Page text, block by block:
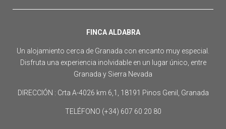
FINCA ALDABRA
Un alojamiento cerca de Granada con encanto muy especial.
Disfruta una experiencia inolvidable en un lugar único, entre
Granada y Sierra Nevada
DIRECCIÓN : Crta A-4026 km 6,1, 18191 Pinos Genil, Granada
TELÉFONO (+34) 607 60 20 80